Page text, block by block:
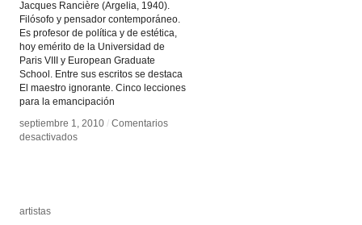
Jacques Rancière (Argelia, 1940).
Filósofo y pensador contemporáneo.
Es profesor de política y de estética,
hoy emérito de la Universidad de
Paris VIII y European Graduate
School. Entre sus escritos se destaca
El maestro ignorante. Cinco lecciones
para la emancipación
septiembre 1, 2010 / Comentarios
desactivadosen
septiembre 1, 2010 / Comentarios
desactivadosen
artistas
artistas